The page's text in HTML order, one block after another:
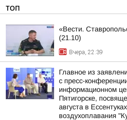
ТОП
«Вести.
(21.10)
Вчера, 22:39
Главное из
с пресс-
информационном
Пятигорске,
августа в
воздухоплавания